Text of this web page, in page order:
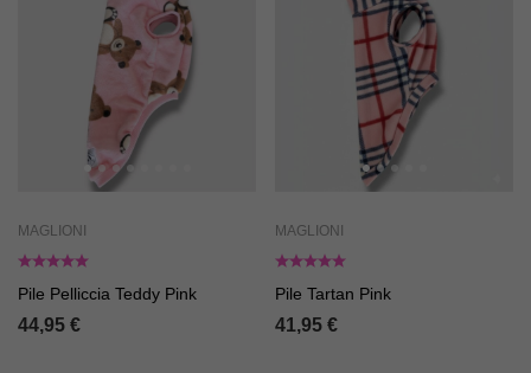
MAGLIONI
Pile Pelliccia Teddy Pink
44,95 €
MAGLIONI
Pile Tartan Pink
41,95 €